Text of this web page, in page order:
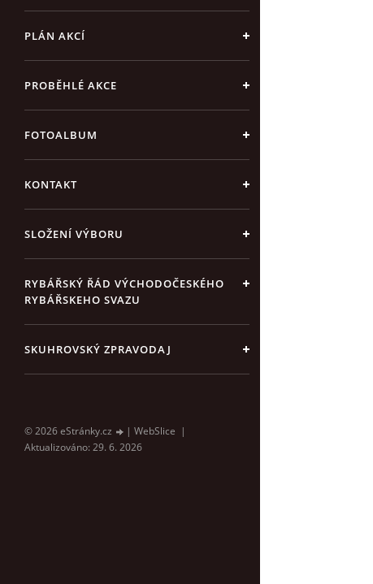
PLÁN AKCÍ
PROBĚHLÉ AKCE
FOTOALBUM
KONTAKT
SLOŽENÍ VÝBORU
RYBÁŘSKÝ ŘÁD VÝCHODOČESKÉHO
RYBÁŘSKEHO SVAZU
SKUHROVSKÝ ZPRAVODAJ
© 2026 eStránky.cz | WebSlice |
Aktualizováno: 29. 6. 2026